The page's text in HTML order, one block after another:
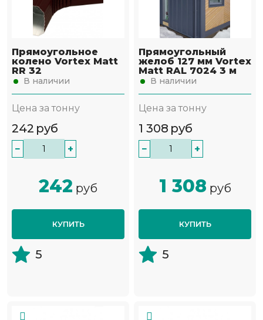
Прямоугольное
колено Vortex Matt
RR 32
В наличии
Цена за тонну
242 руб
− +
242 руб
КУПИТЬ
5
Прямоугольный
желоб 127 мм Vortex
Matt RAL 7024 3 м
В наличии
Цена за тонну
1 308 руб
− +
1 308 руб
КУПИТЬ
5